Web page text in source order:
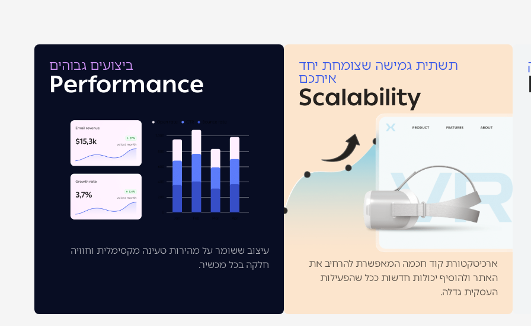
תשתית גמישה שצומחת יחד
איתכם
Scalability
ארכיטקטורת קוד חכמה המאפשרת להרחיב את
האתר ולהוסיף יכולות חדשות ככל שהפעילות
העסקית גדלה.
ביצועים גבוהים
Performance
עיצוב ששומר על מהירות טעינה מקסימלית וחוויה
חלקה בכל מכשיר.